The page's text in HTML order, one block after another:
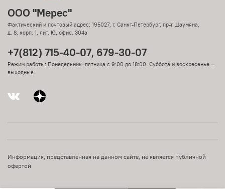
ООО "Мерес"
Фактический и почтовый адрес: 195027, г. Санкт-Петербург, пр-т Шаумяна,
д. 8, корп. 1, лит. Ю, офис. 304а
+7(812) 715-40-07, 679-30-07
Режим работы: Понедельник–пятница с 9:00 до 18:00 Суббота и воскресенье —
выходные
Информация, представленная на данном сайте, не является публичной
офертой